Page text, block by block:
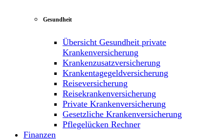
Gesundheit
Übersicht Gesundheit private
Krankenversicherung
Krankenzusatzversicherung
Krankentagegeldversicherung
Reiseversicherung
Reisekrankenversicherung
Private Krankenversicherung
Gesetzliche Krankenversicherung
Pflegelücken Rechner
Finanzen